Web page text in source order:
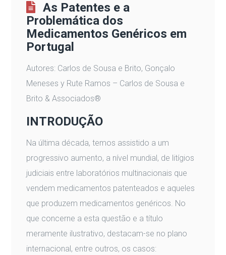
As Patentes e a
Problemática dos
Medicamentos Genéricos em
Portugal
Autores: Carlos de Sousa e Brito, Gonçalo
Meneses y Rute Ramos – Carlos de Sousa e
Brito & Associados®
INTRODUÇÃO
Na última década, temos assistido a um
progressivo aumento, a nível mundial, de litígios
judiciais entre laboratórios multinacionais que
vendem medicamentos patenteados e aqueles
que produzem medicamentos genéricos. No
que concerne a esta questão e a título
meramente ilustrativo, destacam-se no plano
internacional, entre outros, os casos: